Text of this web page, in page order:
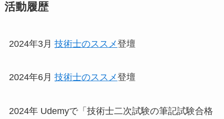
活動履歴
2024年3月 技術士のススメ登壇
2024年6月 技術士のススメ登壇
2024年 Udemyで「技術士二次試験の筆記試験合格